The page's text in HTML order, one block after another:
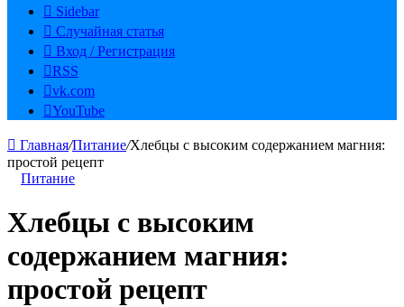
Sidebar
Случайная статья
Вход / Регистрация
RSS
vk.com
YouTube
Главная/Питание/Хлебцы с высоким содержанием магния:
простой рецепт
Питание
Хлебцы с высоким
содержанием магния:
простой рецепт